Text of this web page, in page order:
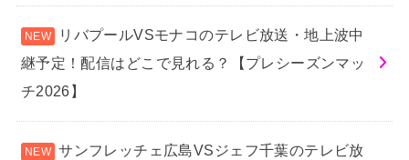
リバプールVSモナコのテレビ放送・地上波中
継予定！配信はどこで見れる？【プレシーズンマッ
チ2026】
サンフレッチェ広島VSジェフ千葉のテレビ放